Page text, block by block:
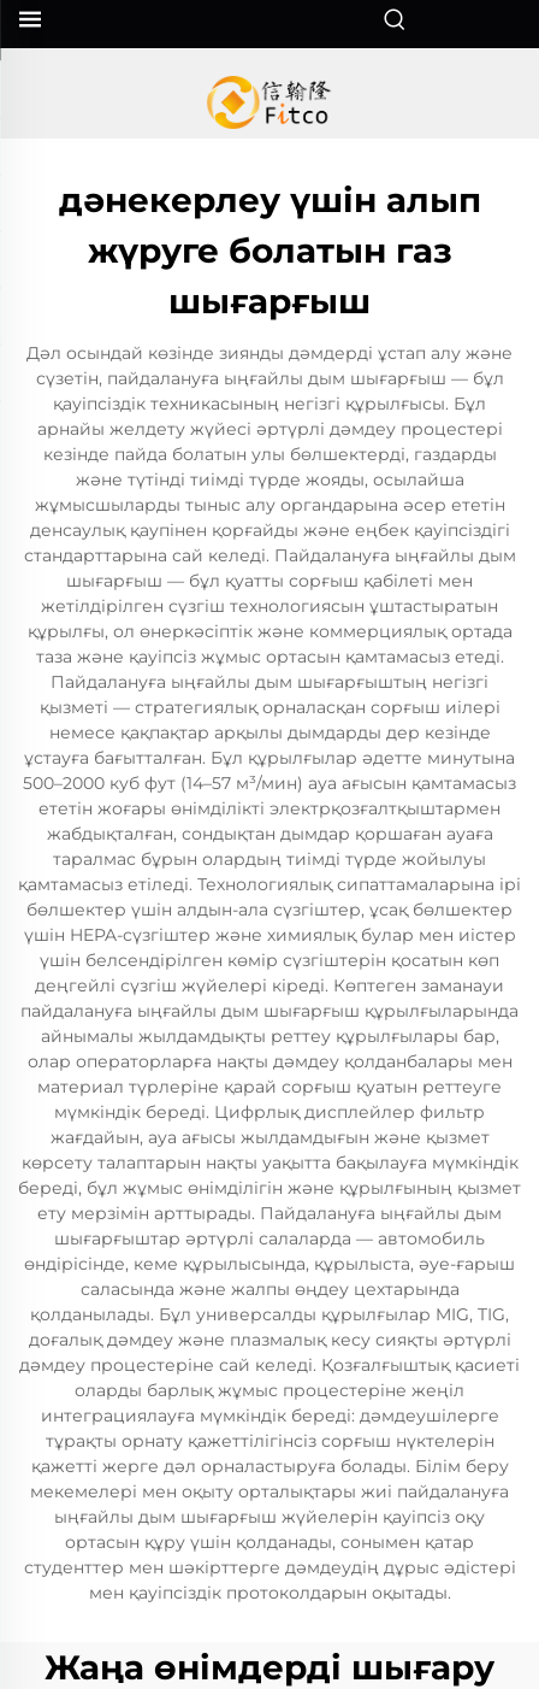
дәнекерлеу үшін алып
жүруге болатын газ
шығарғыш
Дәл осындай көзінде зиянды дәмдерді ұстап алу және
сүзетін, пайдалануға ыңғайлы дым шығарғыш — бұл
қауіпсіздік техникасының негізгі құрылғысы. Бұл
арнайы желдету жүйесі әртүрлі дәмдеу процестері
кезінде пайда болатын улы бөлшектерді, газдарды
және түтінді тиімді түрде жояды, осылайша
жұмысшыларды тыныс алу органдарына әсер ететін
денсаулық қаупінен қорғайды және еңбек қауіпсіздігі
стандарттарына сай келеді. Пайдалануға ыңғайлы дым
шығарғыш — бұл қуатты сорғыш қабілеті мен
жетілдірілген сүзгіш технологиясын ұштастыратын
құрылғы, ол өнеркәсіптік және коммерциялық ортада
таза және қауіпсіз жұмыс ортасын қамтамасыз етеді.
Пайдалануға ыңғайлы дым шығарғыштың негізгі
қызметі — стратегиялық орналасқан сорғыш иілері
немесе қақпақтар арқылы дымдарды дер кезінде
ұстауға бағытталған. Бұл құрылғылар әдетте минутына
500–2000 куб фут (14–57 м³/мин) ауа ағысын қамтамасыз
ететін жоғары өнімділікті электрқозғалтқыштармен
жабдықталған, сондықтан дымдар қоршаған ауаға
таралмас бұрын олардың тиімді түрде жойылуы
қамтамасыз етіледі. Технологиялық сипаттамаларына ірі
бөлшектер үшін алдын-ала сүзгіштер, ұсақ бөлшектер
үшін HEPA-сүзгіштер және химиялық булар мен иістер
үшін белсендірілген көмір сүзгіштерін қосатын көп
деңгейлі сүзгіш жүйелері кіреді. Көптеген заманауи
пайдалануға ыңғайлы дым шығарғыш құрылғыларында
айнымалы жылдамдықты реттеу құрылғылары бар,
олар операторларға нақты дәмдеу қолданбалары мен
материал түрлеріне қарай сорғыш қуатын реттеуге
мүмкіндік береді. Цифрлық дисплейлер фильтр
жағдайын, ауа ағысы жылдамдығын және қызмет
көрсету талаптарын нақты уақытта бақылауға мүмкіндік
береді, бұл жұмыс өнімділігін және құрылғының қызмет
ету мерзімін арттырады. Пайдалануға ыңғайлы дым
шығарғыштар әртүрлі салаларда — автомобиль
өндірісінде, кеме құрылысында, құрылыста, әуе-ғарыш
саласында және жалпы өңдеу цехтарында
қолданылады. Бұл универсалды құрылғылар MIG, TIG,
доғалық дәмдеу және плазмалық кесу сияқты әртүрлі
дәмдеу процестеріне сай келеді. Қозғалғыштық қасиеті
оларды барлық жұмыс процестеріне жеңіл
интеграциялауға мүмкіндік береді: дәмдеушілерге
тұрақты орнату қажеттілігінсіз сорғыш нүктелерін
қажетті жерге дәл орналастыруға болады. Білім беру
мекемелері мен оқыту орталықтары жиі пайдалануға
ыңғайлы дым шығарғыш жүйелерін қауіпсіз оқу
ортасын құру үшін қолданады, сонымен қатар
студенттер мен шәкірттерге дәмдеудің дұрыс әдістері
мен қауіпсіздік протоколдарын оқытады.
Жаңа өнімдерді шығару